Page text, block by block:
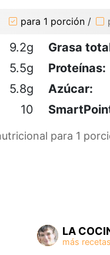
para 1 porción /
9.2g Grasa
5.5g Proteínas:
5.8g Azúcar:
10
para 1
LA